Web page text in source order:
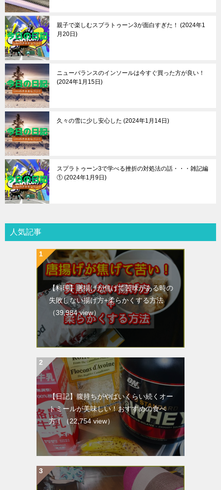
親子で楽しむスプラトゥーン3が面白すぎた！
2024年1
月20日
ニューバランスのインソールは今すぐ買った方が良い！
2024年1月15日
久々の雪に少し安心した 2024年1月14日
スプラトゥーン3で学べる挫折の対処法の話・・・雑記編
① 2024年1月9日
人気記事
【料理】唐揚げが焦げて苦味がある時の
失敗しない揚げ方+柔らかくする方法
（39,984 view）
【日記】腹持ちがやばいくらい続くオー
トミールが美味しい！おすすめの食べ
方！
（22,754 view）